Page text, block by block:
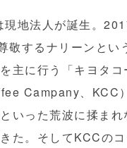
地法人が誕生。
敬するナリーンとい
主に行う「キヨタ
Campany、KCC）
いった荒波に揉ま
た。そしてKCCのコ